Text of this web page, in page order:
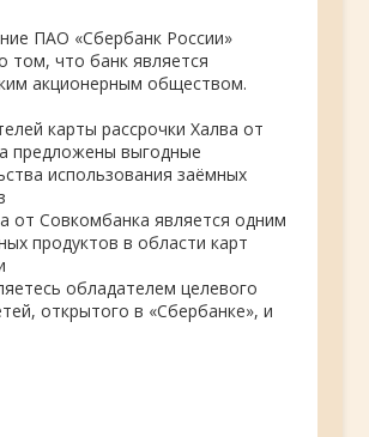
ПАО «Сбербанк России»
том, что банк является
акционерным обществом.
карты рассрочки Халва от
предложены выгодные
использования заёмных
от Совкомбанка является одним
продуктов в области карт
обладателем целевого
открытого в «Сбербанке», и